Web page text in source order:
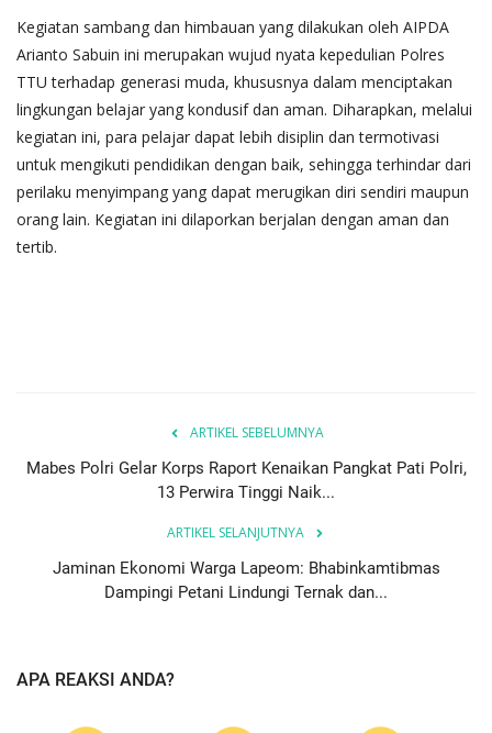
Kegiatan sambang dan himbauan yang dilakukan oleh AIPDA
Arianto Sabuin ini merupakan wujud nyata kepedulian Polres
TTU terhadap generasi muda, khususnya dalam menciptakan
lingkungan belajar yang kondusif dan aman. Diharapkan, melalui
kegiatan ini, para pelajar dapat lebih disiplin dan termotivasi
untuk mengikuti pendidikan dengan baik, sehingga terhindar dari
perilaku menyimpang yang dapat merugikan diri sendiri maupun
orang lain. Kegiatan ini dilaporkan berjalan dengan aman dan
tertib.
ARTIKEL SEBELUMNYA
Mabes Polri Gelar Korps Raport Kenaikan Pangkat Pati Polri,
13 Perwira Tinggi Naik...
ARTIKEL SELANJUTNYA
Jaminan Ekonomi Warga Lapeom: Bhabinkamtibmas
Dampingi Petani Lindungi Ternak dan...
APA REAKSI ANDA?